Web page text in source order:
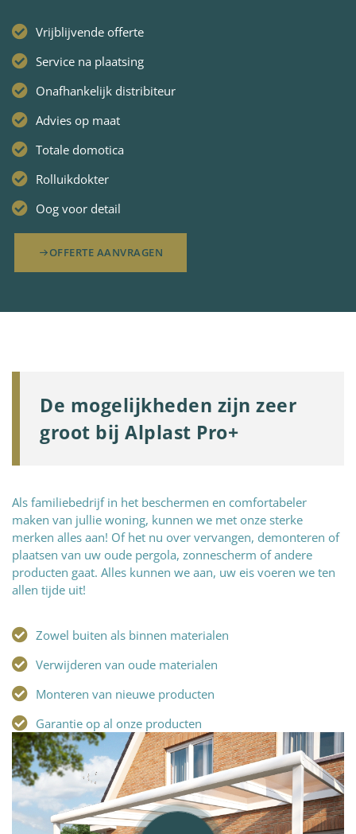
Vrijblijvende offerte
Service na plaatsing
Onafhankelijk distribiteur
Advies op maat
Totale domotica
Rolluikdokter
Oog voor detail
OFFERTE AANVRAGEN
De mogelijkheden zijn zeer
groot bij Alplast Pro+
Als familiebedrijf in het beschermen en comfortabeler
maken van jullie woning, kunnen we met onze sterke
merken alles aan! Of het nu over vervangen, demonteren of
plaatsen van uw oude pergola, zonnescherm of andere
producten gaat. Alles kunnen we aan, uw eis voeren we ten
allen tijde uit!
Zowel buiten als binnen materialen
Verwijderen van oude materialen
Monteren van nieuwe producten
Garantie op al onze producten